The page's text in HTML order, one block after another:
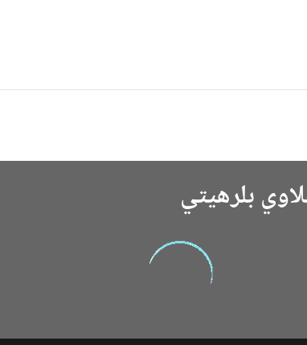
بلرهيتي